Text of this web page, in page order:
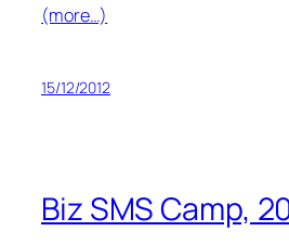
(more…)
15/12/2012
Biz SMS Camp,